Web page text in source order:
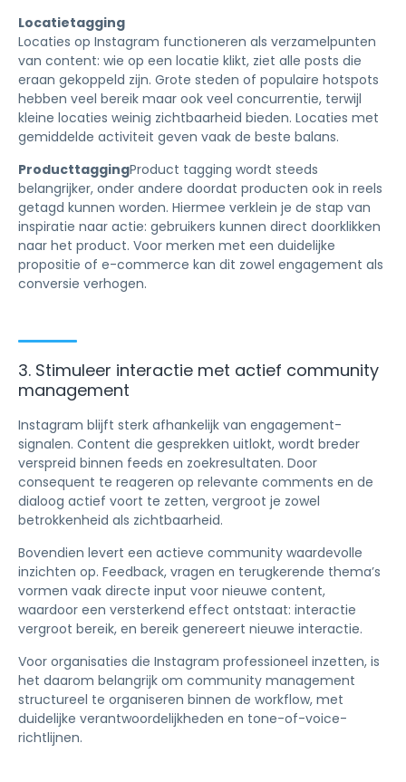
Locatietagging
Locaties op Instagram functioneren als verzamelpunten
van content: wie op een locatie klikt, ziet alle posts die
eraan gekoppeld zijn. Grote steden of populaire hotspots
hebben veel bereik maar ook veel concurrentie, terwijl
kleine locaties weinig zichtbaarheid bieden. Locaties met
gemiddelde activiteit geven vaak de beste balans.
ProducttaggingProduct tagging wordt steeds
belangrijker, onder andere doordat producten ook in reels
getagd kunnen worden. Hiermee verklein je de stap van
inspiratie naar actie: gebruikers kunnen direct doorklikken
naar het product. Voor merken met een duidelijke
propositie of e-commerce kan dit zowel engagement als
conversie verhogen.
3. Stimuleer interactie met actief community
management
Instagram blijft sterk afhankelijk van engagement-
signalen. Content die gesprekken uitlokt, wordt breder
verspreid binnen feeds en zoekresultaten. Door
consequent te reageren op relevante comments en de
dialoog actief voort te zetten, vergroot je zowel
betrokkenheid als zichtbaarheid.
Bovendien levert een actieve community waardevolle
inzichten op. Feedback, vragen en terugkerende thema’s
vormen vaak directe input voor nieuwe content,
waardoor een versterkend effect ontstaat: interactie
vergroot bereik, en bereik genereert nieuwe interactie.
Voor organisaties die Instagram professioneel inzetten, is
het daarom belangrijk om community management
structureel te organiseren binnen de workflow, met
duidelijke verantwoordelijkheden en tone-of-voice-
richtlijnen.